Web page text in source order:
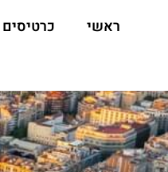
ראשי כרטיסים